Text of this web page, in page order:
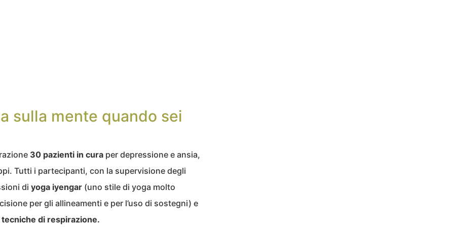
sulla mente quando sei
30 pazienti in cura per depressione e ansia,
Tutti i partecipanti, con la supervisione degli
di yoga iyengar (uno stile di yoga molto
per gli allineamenti e per l’uso di sostegni) e
tecniche di respirazione.